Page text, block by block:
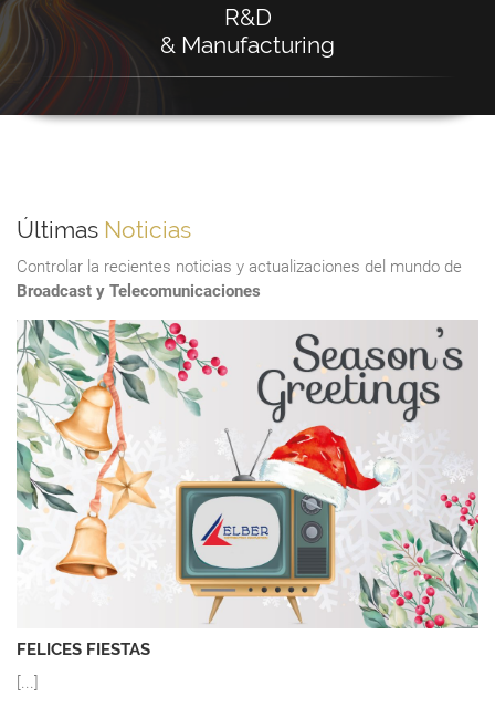
R&D
& Manufacturing
Últimas Noticias
Controlar la recientes noticias y actualizaciones del mundo de
Broadcast y Telecomunicaciones
FELICES FIESTAS
[...]